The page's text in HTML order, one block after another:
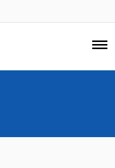
Sączu